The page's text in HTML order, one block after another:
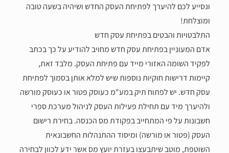
ונסייע לכם להיערך לפתיחת העסק החדש ושיהיה בשעה טובה
ומוצלחת!
התלבטויות והבטים בפתיחת עסק חדש
אדם המעוניין בפתיחת עסק חדש מחויב להודיע על כך בכתב
לפקיד השומה האזורי מייד עם פתיחת העסק. מלבד זאת,
קיימות דרישות חוקיות נוספות שיש למלא אותן בסמוך לפתיחת
עסק חדש. יש לפתוח תיק במע"מ כעוסק פטור או כעוסק מורשה
ולהיערך מיד עם תחילת פעילות העסק לניהול מערכת ספרי
חשבונות על פי המתחייב בפקודת מס הכנסה. בחירת רישום
העסק (פטור או מורשה) ומיסוד ההתנהלות החשבונאית
השוטפת, מוטב שיתבעצו בעזרת יועץ מס אשר ידע לכוון לבחירה